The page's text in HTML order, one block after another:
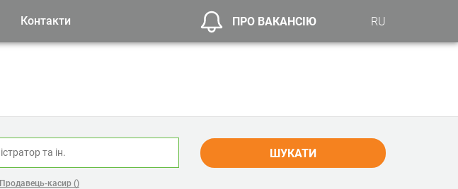
Контакти ПРО ВАКАНСІЮ RU
ШУКАТИ
Продавець-касир ()